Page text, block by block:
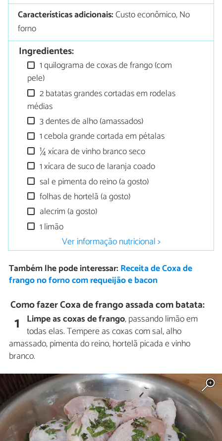
Características adicionais:Custo econômico, No
forno
Ingredientes:
1 quilograma de coxas de frango (com
pele)
2 batatas grandes cortadas em rodelas
médias
3 dentes de alho (amassados)
1 cebola grande cortada em pétalas
¼ xícara de vinho branco seco
1 xícara de suco de laranja coado
sal e pimenta do reino (a gosto)
folhas de hortelã (a gosto)
alecrim (a gosto)
1 limão
Ver informação nutricional >
Também lhe pode interessar: Receita de Coxa de
frango no forno com requeijão e bacon
Como fazer Coxa de frango assada com batata:
1 Limpe as coxas de frango, passando limão em
todas elas. Tempere as coxas com sal, alho
amassado, pimenta do reino, hortelã picada e vinho
branco.